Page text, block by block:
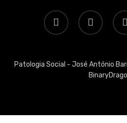
twitter facebook
Patologia Social - José António